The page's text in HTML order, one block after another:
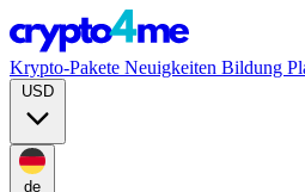
Krypto-Pakete Neuigkeiten Bildung